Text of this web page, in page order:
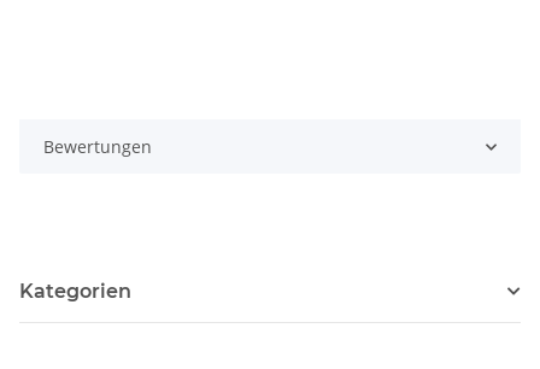
Bewertungen
Kategorien